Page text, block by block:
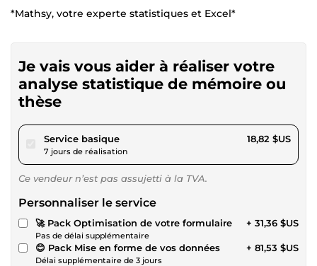
*Mathsy, votre experte statistiques et Excel*
Je vais vous aider à réaliser votre
analyse statistique de mémoire ou
thèse
Service basiquepour 17,34 $US
7 jours de réalisation
18,82 $US
Ce vendeur n’est pas assujetti à la TVA.
Personnaliser le service
🚀 Pack Optimisation de votre formulaire
Pas de délai supplémentaire
+ 31,36 $US
😊 Pack Mise en forme de vos données
Délai supplémentaire de 3 jours
+ 81,53 $US